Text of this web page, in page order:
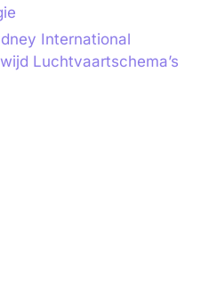
International
Luchtvaartschema’s